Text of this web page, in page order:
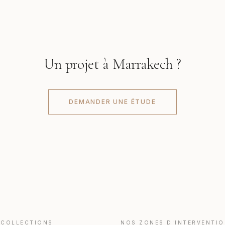
Un projet à Marrakech ?
DEMANDER UNE ÉTUDE
NOS ZONES